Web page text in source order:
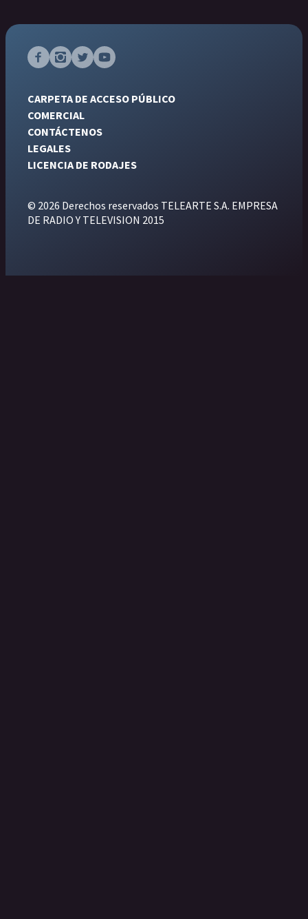
CARPETA DE ACCESO PÚBLICO
COMERCIAL
CONTÁCTENOS
LEGALES
LICENCIA DE RODAJES
© 2026 Derechos reservados TELEARTE S.A. EMPRESA
DE RADIO Y TELEVISION 2015